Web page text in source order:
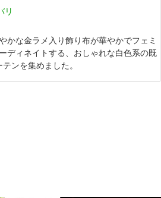
リ
かな金ラメ入り飾り布が華やかでフェミ
ディネイトする、おしゃれな白色系の既
ンを集めました。